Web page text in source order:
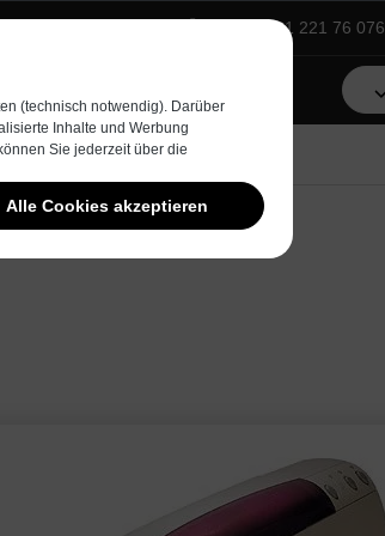
+49 (0) 231 221 76 076
(technisch notwendig). Darüber
Inhalte und Werbung
Sie jederzeit über die
Alle Cookies akzeptieren